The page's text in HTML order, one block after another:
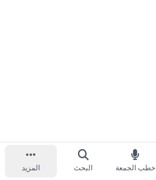
خطب الجمعة البحث المزيد